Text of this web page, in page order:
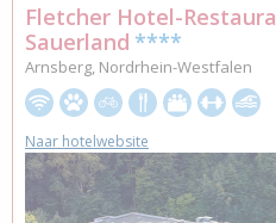
Fletcher Hotel-
Sauerland ****
Arnsberg, Nordrhein-Westfalen
Naar hotelwebsite